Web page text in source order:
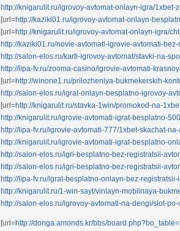
http://knigarulit.ru/igrovoy-avtomat-onlayn-igra/1xbet-
[url=http://kaziki01.ru/igrovoy-avtomat-onlayn-
[url=http://knigarulit.ru/igrovoy-avtomat-onlayn-igra/
http://kaziki01.ru/novie-avtomati-igrovie-avtomati-bez-
http://salon-elos.ru/karti-igrovoy-avtomat/stavki-na-
http://lipa-fv.ru/zooma-casino/igrovie-avtomati-
[url=http://winone1.ru/prilozheniya-bukmekerskih-
http://salon-elos.ru/igrat-onlayn-besplatno-igrovoy-
[url=http://knigarulit.ru/stavka-1win/promokod-na-
http://knigarulit.ru/igrovie-avtomati-igrat-besplatno-
http://lipa-fv.ru/igrovie-avtomati-777/1xbet-skachat-na-
http://knigarulit.ru/igrovie-avtomati-igrat-besplatno-
http://salon-elos.ru/igri-besplatno-bez-registratsii-
http://salon-elos.ru/igri-besplatno-bez-registratsii-
http://lipa-fv.ru/igrat-besplatno-onlayn-bez-registratsii-
http://knigarulit.ru/1-win-sayt/vinlayn-mobilnaya-
http://salon-elos.ru/igrovoy-avtomati-na-dengi/slot-
[url=http://donga.amonds.kr/bbs/